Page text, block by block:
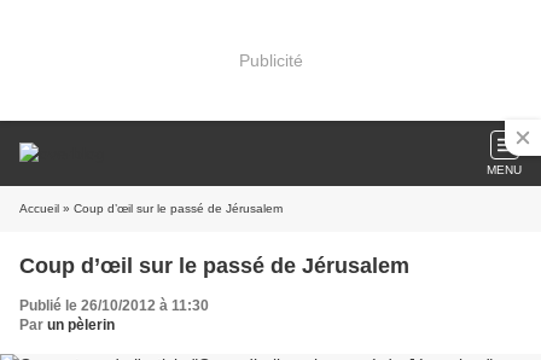
Publicité
MENU
Accueil » Coup d’œil sur le passé de Jérusalem
Coup d’œil sur le passé de Jérusalem
Publié le 26/10/2012 à 11:30
Par un pèlerin